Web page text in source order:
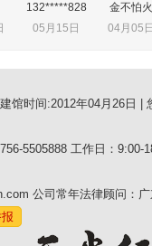
132*****828
05月15日
金不怕火
04月05日
建馆时间:2012年04月26日 |
5505888 工作日：9:00-
公司常年法律顾问：